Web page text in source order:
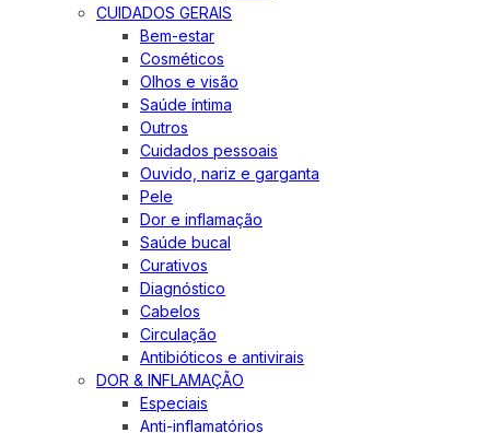
CUIDADOS GERAIS
Bem-estar
Cosméticos
Olhos e visão
Saúde íntima
Outros
Cuidados pessoais
Ouvido, nariz e garganta
Pele
Dor e inflamação
Saúde bucal
Curativos
Diagnóstico
Cabelos
Circulação
Antibióticos e antivirais
DOR & INFLAMAÇÃO
Especiais
Anti-inflamatórios